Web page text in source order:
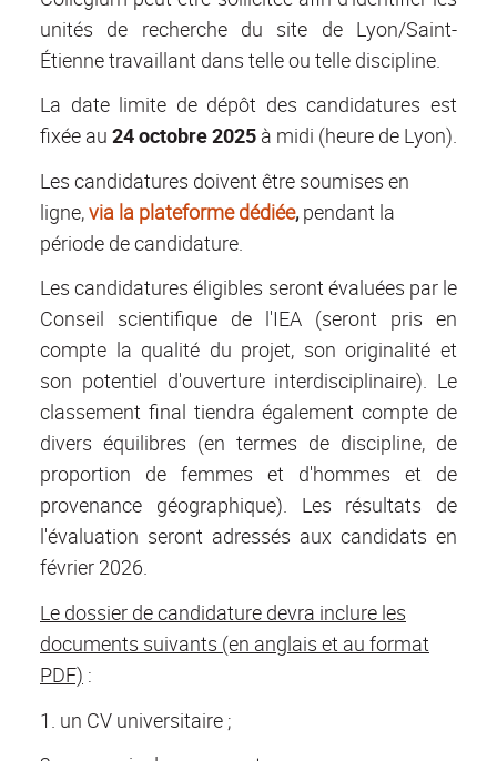
unités de recherche du site de Lyon/Saint-
Étienne travaillant dans telle ou telle discipline.
La date limite de dépôt des candidatures est
fixée au 24 octobre 2025 à midi (heure de Lyon).
Les candidatures doivent être soumises en
ligne,via la plateforme dédiée,pendant la
période de candidature.
Les candidatures éligibles seront évaluées par le
Conseil scientifique de l'IEA (seront pris en
compte la qualité du projet, son originalité et
son potentiel d'ouverture interdisciplinaire). Le
classement final tiendra également compte de
divers équilibres (en termes de discipline, de
proportion de femmes et d'hommes et de
provenance géographique). Les résultats de
l'évaluation seront adressés aux candidats en
février 2026.
Le dossier de candidature devra inclure les
documents suivants (en anglais et au format
PDF) :
1. un CV universitaire ;